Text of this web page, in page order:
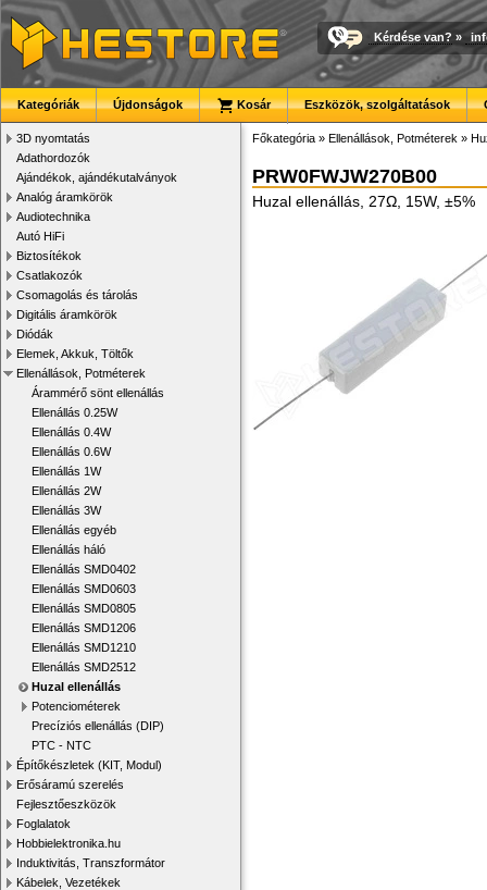
Kérdése van? »
Kategóriák Újdonságok Kosár Eszközök, szolgáltatások
3D nyomtatás
Adathordozók
Ajándékok, ajándékutalványok
Analóg áramkörök
Audiotechnika
Autó HiFi
Biztosítékok
Csatlakozók
Csomagolás és tárolás
Digitális áramkörök
Diódák
Elemek, Akkuk, Töltők
Ellenállások, Potméterek
Árammérő sönt ellenállás
Ellenállás 0.25W
Ellenállás 0.4W
Ellenállás 0.6W
Ellenállás 1W
Ellenállás 2W
Ellenállás 3W
Ellenállás egyéb
Ellenállás háló
Ellenállás SMD0402
Ellenállás SMD0603
Ellenállás SMD0805
Ellenállás SMD1206
Ellenállás SMD1210
Ellenállás SMD2512
Huzal ellenállás
Potenciométerek
Precíziós ellenállás (DIP)
PTC - NTC
Építőkészletek (KIT, Modul)
Erősáramú szerelés
Fejlesztőeszközök
Foglalatok
Hobbielektronika.hu
Induktivitás, Transzformátor
Kábelek, Vezetékek
Főkategória » Ellenállások, Potméterek »
PRW0FWJW270B00
Huzal ellenállás, 27Ω, 15W, ±5%